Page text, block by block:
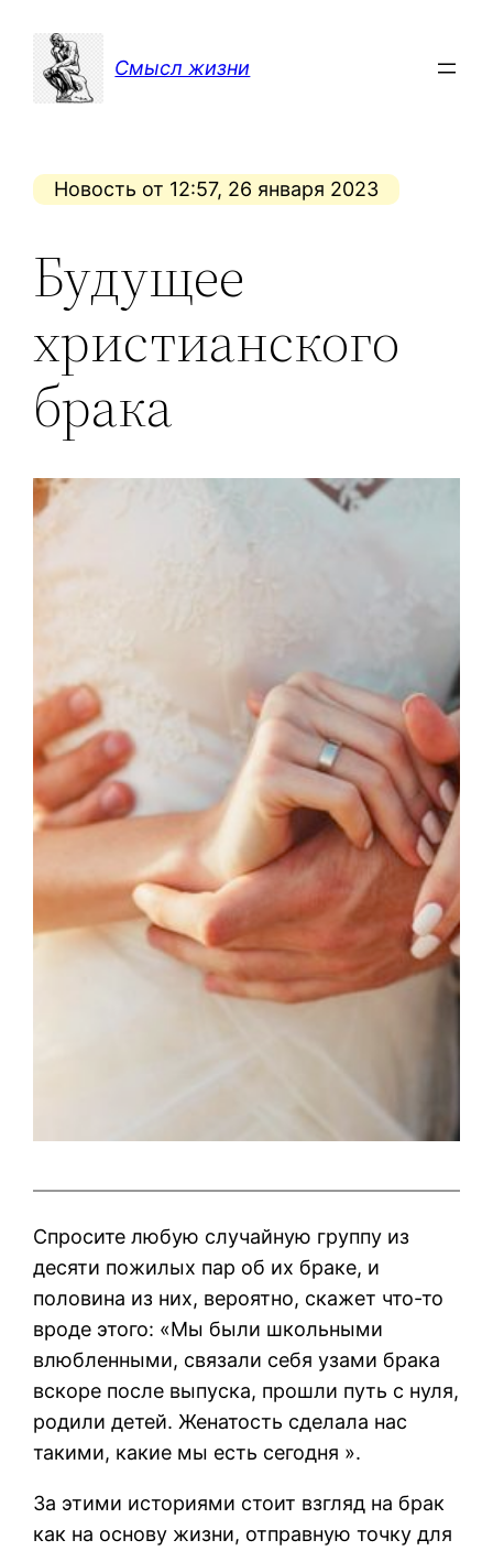
содержимому
Смысл жизни
Новость от 12:57, 26 января 2023
Будущее
христианского
брака
Спросите любую случайную группу из
десяти пожилых пар об их браке, и
половина из них, вероятно, скажет что-то
вроде этого: «Мы были школьными
влюбленными, связали себя узами брака
вскоре после выпуска, прошли путь с нуля,
родили детей. Женатость сделала нас
такими, какие мы есть сегодня ».
За этими историями стоит взгляд на брак
как на основу жизни, отправную точку для